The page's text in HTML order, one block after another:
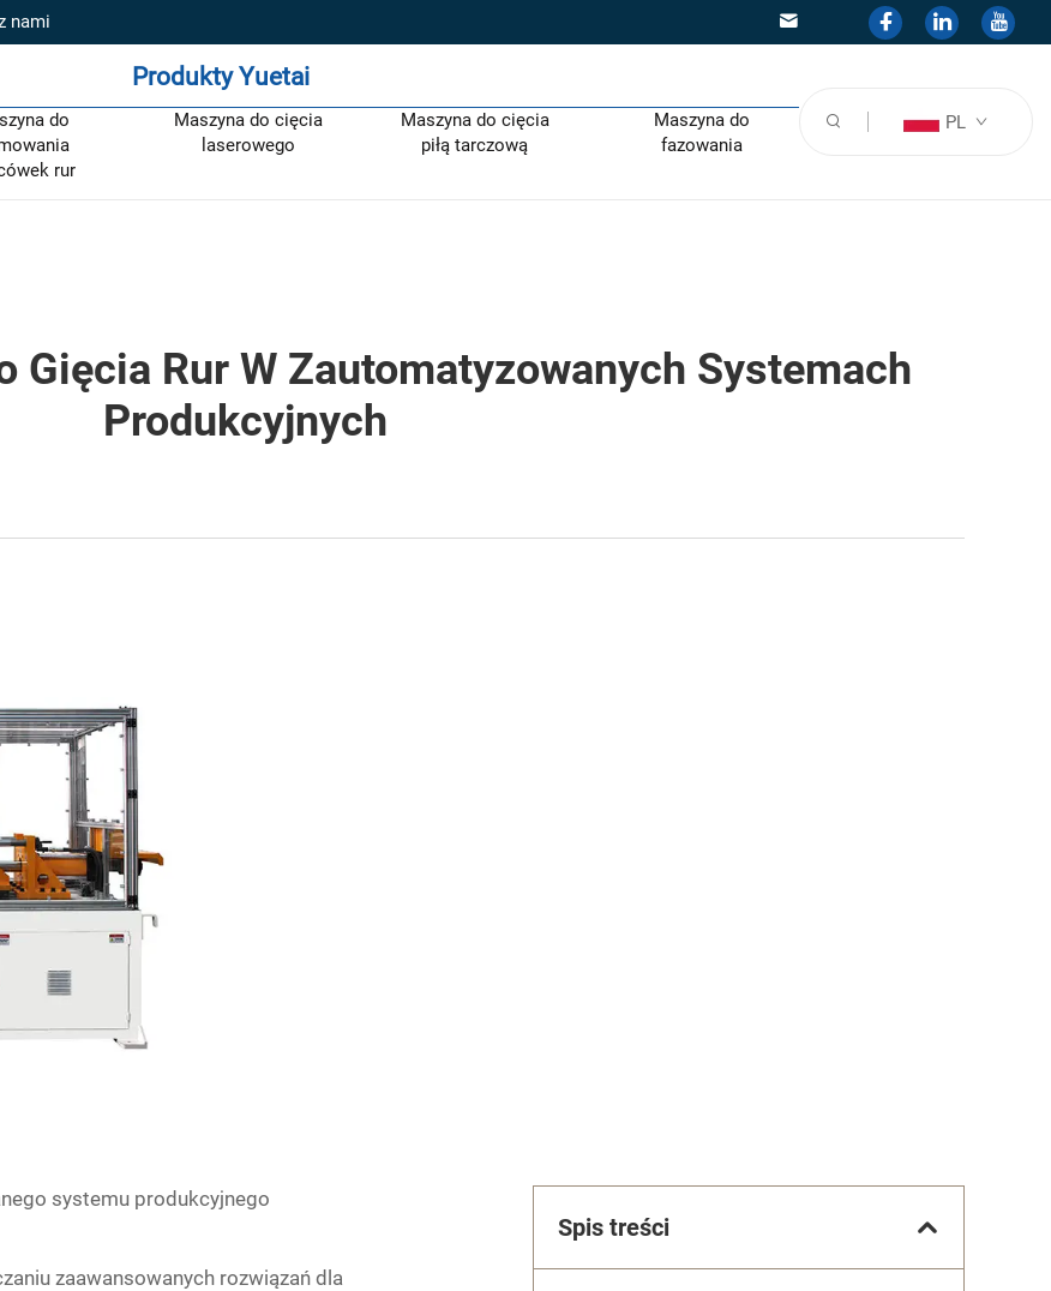
nami
Produkty Yuetai
do
rur
Maszyna do cięcia
laserowego
Maszyna do cięcia
piłą tarczową
Maszyna do
fazowania
PL
Gięcia Rur W Zautomatyzowanych Systemach
Produkcyjnych
systemu produkcyjnego
zaawansowanych rozwiązań dla
Spis treści